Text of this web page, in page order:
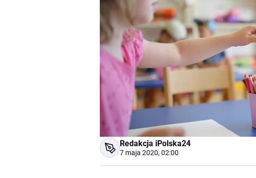
Redakcja iPolska24
7 maja 2020, 02:00